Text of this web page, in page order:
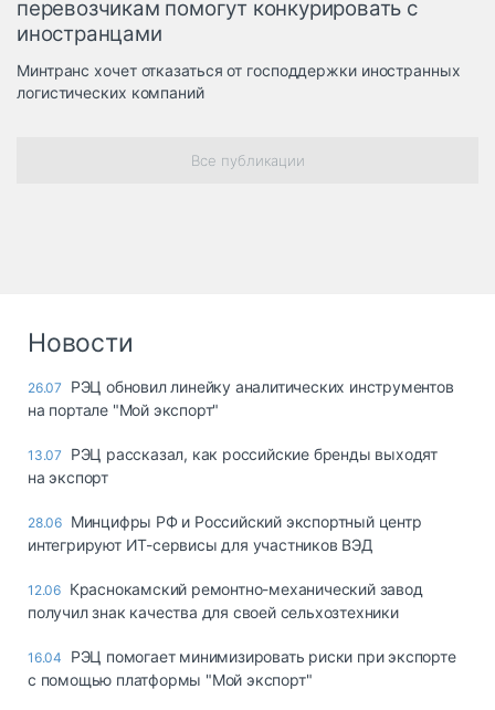
терминалы
Коммерческий
Спецтехника
перевозчикам помогут конкурировать с
иностранцами
Минтранс хочет отказаться от господдержки иностранных
логистических компаний
Все публикации
Новости
26.07
РЭЦ обновил линейку аналитических инструментов
на портале "Мой экспорт"
13.07
РЭЦ рассказал, как российские бренды выходят
на экспорт
28.06 Минцифры РФ и Российский экспортный центр
интегрируют ИТ-сервисы для участников ВЭД
12.06 Краснокамский ремонтно-механический завод
получил знак качества для своей сельхозтехники
16.04
РЭЦ помогает минимизировать риски при экспорте
с помощью платформы "Мой экспорт"